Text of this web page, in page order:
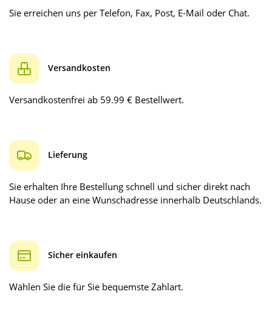
Sie erreichen uns per Telefon, Fax, Post, E-Mail oder Chat.
Versandkosten
Versandkostenfrei ab 59.99 € Bestellwert.
Lieferung
Sie erhalten Ihre Bestellung schnell und sicher direkt nach
Hause oder an eine Wunschadresse innerhalb Deutschlands.
Sicher einkaufen
Wählen Sie die für Sie bequemste Zahlart.